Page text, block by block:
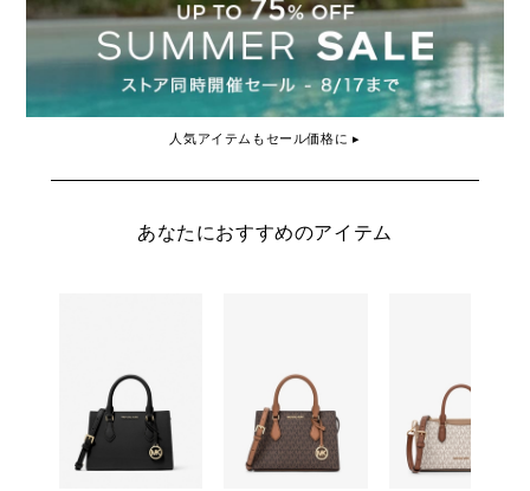
人気アイテムもセール価格に ▸
あなたにおすすめのアイテム